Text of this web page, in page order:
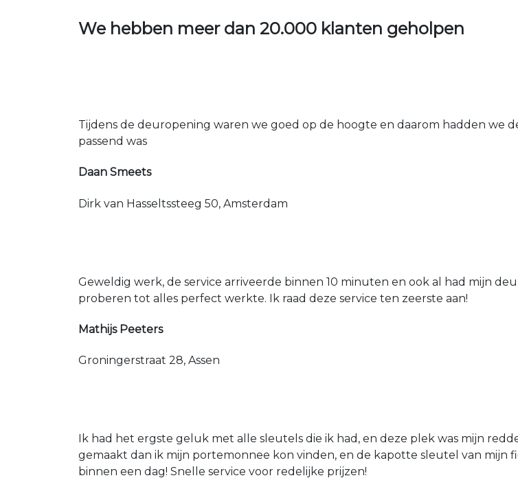
We hebben meer dan 20.000 klanten geholpen
Tijdens de deuropening waren we goed op de hoogte en daarom hadden we
passend was
Daan Smeets
Dirk van Hasseltssteeg 50, Amsterdam
Geweldig werk, de service arriveerde binnen 10 minuten en ook al had mijn
proberen tot alles perfect werkte. Ik raad deze service ten zeerste aan!
Mathijs Peeters
Groningerstraat 28, Assen
Ik had het ergste geluk met alle sleutels die ik had, en deze plek was mijn
gemaakt dan ik mijn portemonnee kon vinden, en de kapotte sleutel van mijn
binnen een dag! Snelle service voor redelijke prijzen!